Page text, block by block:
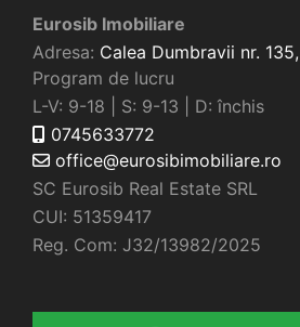
Eurosib Imobiliare
Adresa: Calea Dumbravii nr. 135,
Program de lucru
L-V: 9-18 | S: 9-13 | D: închis
0745633772
office@eurosibimobiliare.ro
SC Eurosib Real Estate SRL
CUI: 51359417
Reg. Com: J32/13982/2025